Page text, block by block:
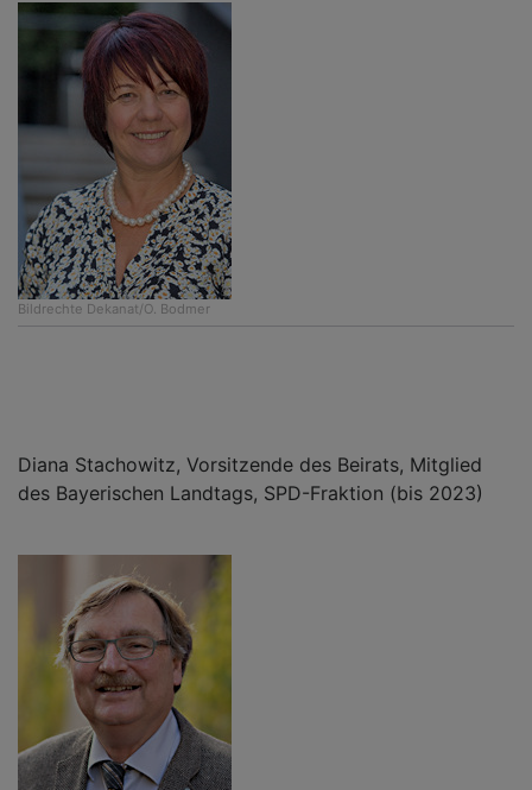
Bildrechte Dekanat/O. Bodmer
Diana Stachowitz, Vorsitzende des Beirats, Mitglied
des Bayerischen Landtags, SPD-Fraktion (bis 2023)